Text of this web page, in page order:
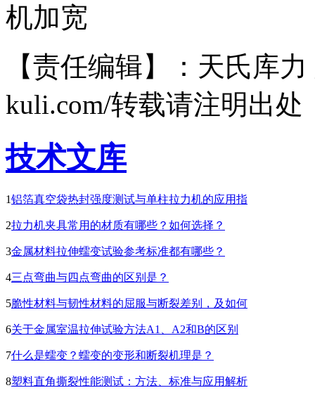
机加宽
【责任编辑】：天氏库
kuli.com/转载请注明出处
技术文库
1铝箔真空袋热封强度测试与单柱拉力机的应用指
2拉力机夹具常用的材质有哪些？如何选择？
3金属材料拉伸蠕变试验参考标准都有哪些？
4三点弯曲与四点弯曲的区别是？
5脆性材料与韧性材料的屈服与断裂差别，及如何
6关于金属室温拉伸试验方法A1、A2和B的区别
7什么是蠕变？蠕变的变形和断裂机理是？
8塑料直角撕裂性能测试：方法、标准与应用解析